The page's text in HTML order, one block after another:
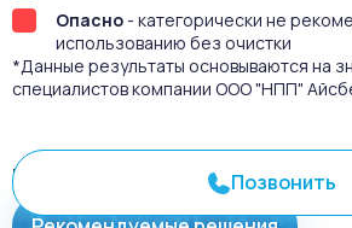
Опасно- категорически не
использованию без очистки
*Данные результаты основываются на
специалистов компании ООО "НПП"
Результат анализа №3438
Позвонить